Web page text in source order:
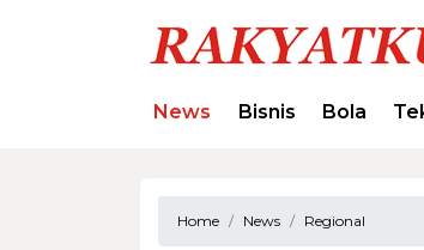
News Bisnis Bola
Home News Regional